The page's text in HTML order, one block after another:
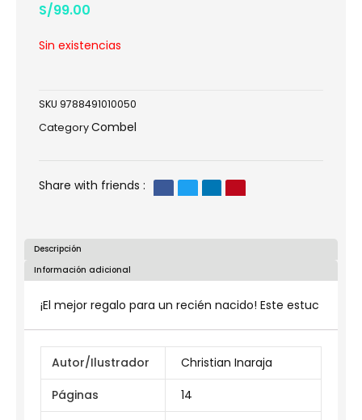
S/99.00
Sin existencias
SKU 9788491010050
CategoryCombel
Share with friends :
Descripción
Información adicional
¡El mejor regalo para un recién nacido! Este estuc
Autor/Ilustrador
Christian Inaraja
Páginas
14